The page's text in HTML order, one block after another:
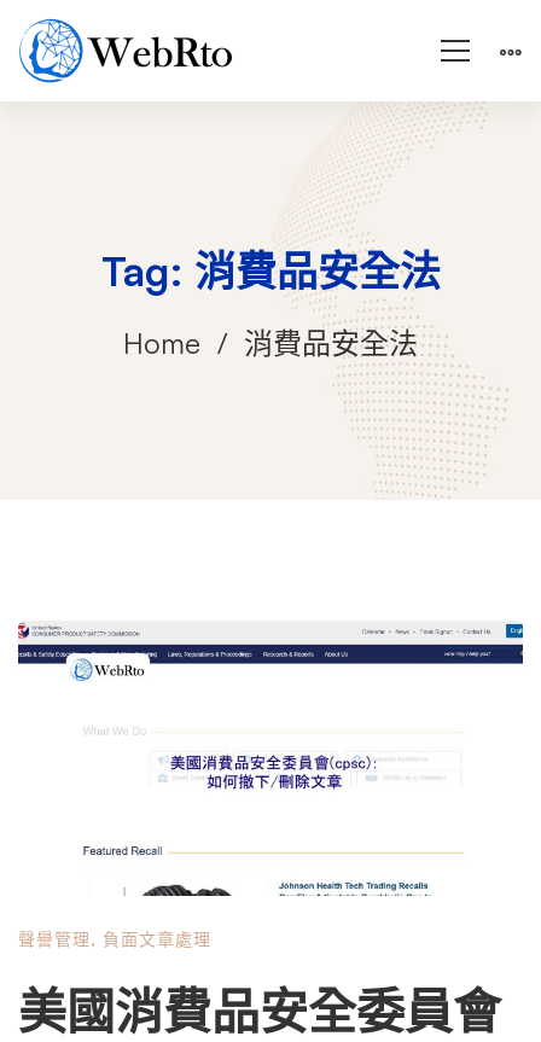
Tag: 消費品安全法
Home 消費品安全法
聲譽管理, 負面文章處理
美國消費品安全委員會